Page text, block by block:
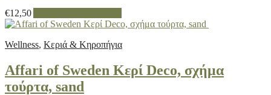
€12,50
Wellness, Κεριά & Κηροπήγια
Affari of Sweden Κερί Deco, σχήμα
τούρτα, sand